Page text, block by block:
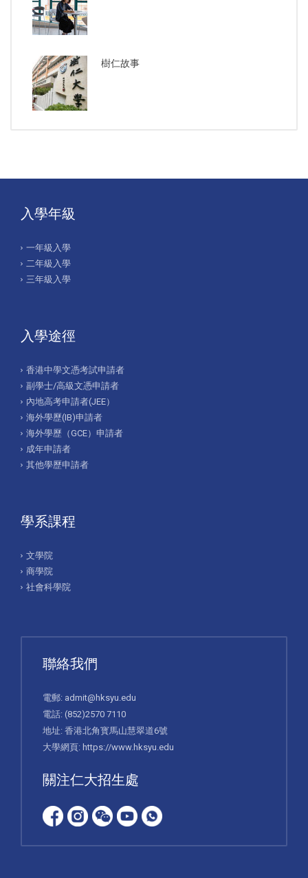
樹仁故事
入學年級
一年級入學
二年級入學
三年級入學
入學途徑
香港中學文憑考試申請者
副學士/高級文憑申請者
內地高考申請者(JEE）
海外學歷(IB)申請者
海外學歷（GCE）申請者
成年申請者
其他學歷申請者
學系課程
文學院
商學院
社會科學院
聯絡我們
電郵: admit@hksyu.edu
電話: (852)2570 7110
地址: 香港北角寳馬山慧翠道6號
大學網頁: https://www.hksyu.edu
關注仁大招生處